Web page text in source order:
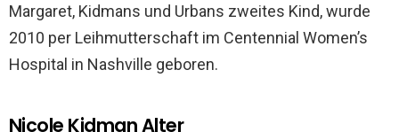
Margaret, Kidmans und Urbans zweites Kind, wurde
2010 per Leihmutterschaft im Centennial Women’s
Hospital in Nashville geboren.
Nicole Kidman Alter